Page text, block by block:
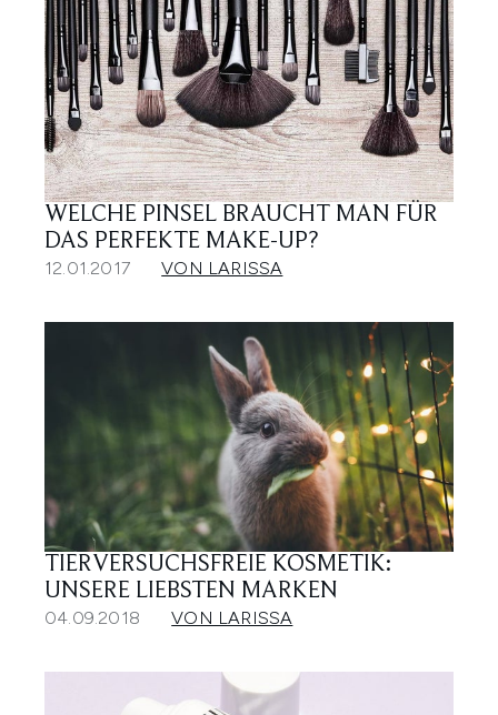
WELCHE PINSEL BRAUCHT MAN FÜR
DAS PERFEKTE MAKE-UP?
12.01.2017 VON LARISSA
TIERVERSUCHSFREIE KOSMETIK:
UNSERE LIEBSTEN MARKEN
04.09.2018 VON LARISSA